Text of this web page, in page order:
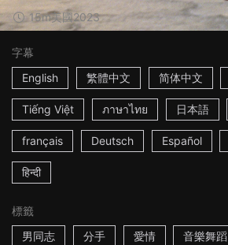
15m美國2023
字幕
English
繁體中文 简体中文
Tiếng Việt ภาษาไทย 日本語
français Deutsch Español
हिन्दी
標籤
男同志
分手 愛情 音樂舞蹈